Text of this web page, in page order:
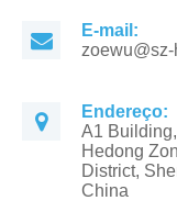
E-mail:
Endereço:
A1
Hedong
District,
China